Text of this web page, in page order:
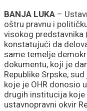
odnosa
BANJA LUKA –
oštru pravnu i
visokog predstavnika
konstatujući da
same temelje
dokumentu, koji je
Republike Srpske,
koje je OHR donosio
drugih institucija koje
ustavnopravni okvir